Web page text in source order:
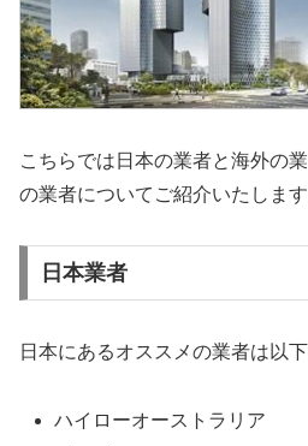
こちらでは日本の業者と海外の
の業者についてご紹介いたします
日本業者
日本にあるオススメの業者は以下
ハイローオーストラリア